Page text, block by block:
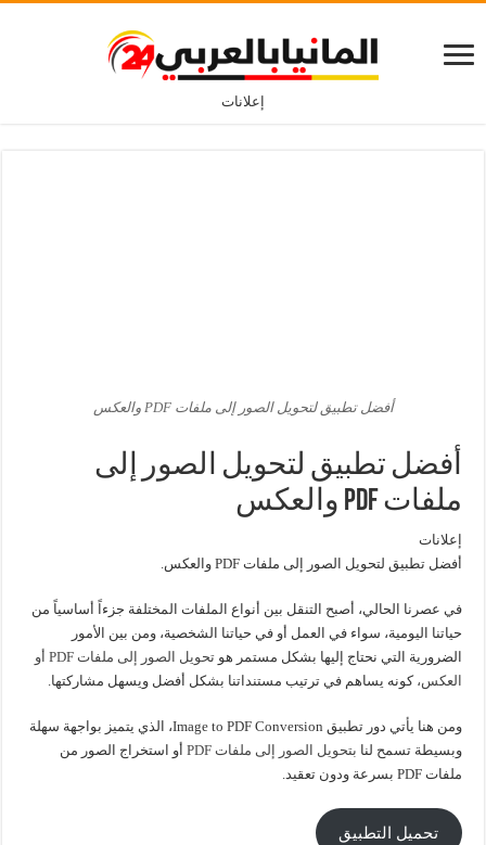
إعلانات
أفضل تطبيق لتحويل الصور إلى ملفات PDF والعكس
أفضل تطبيق لتحويل الصور إلى
ملفات PDF والعكس
إعلانات
أفضل تطبيق لتحويل الصور إلى ملفات PDF والعكس.
في عصرنا الحالي، أصبح التنقل بين أنواع الملفات المختلفة جزءاً أساسياً من
حياتنا اليومية، سواء في العمل أو في حياتنا الشخصية، ومن بين الأمور
الضرورية التي نحتاج إليها بشكل مستمر هو
تحويل الصور إلى ملفات PDF أو
العكس، كونه يساهم في ترتيب مستنداتنا بشكل أفضل ويسهل مشاركتها.
ومن هنا يأتي دور تطبيق Image to PDF Conversion، الذي يتميز بواجهة سهلة
وبسيطة تسمح لنا بتحويل الصور إلى ملفات PDF
أو استخراج الصور من
ملفات PDF بسرعة ودون تعقيد.
تحميل التطبيق